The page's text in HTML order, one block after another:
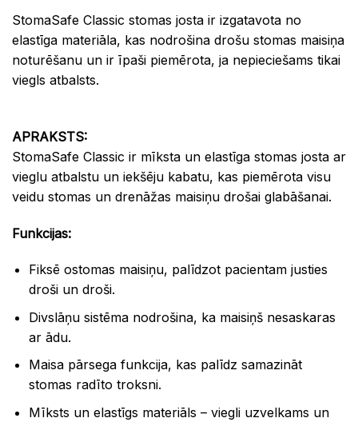
StomaSafe Classic stomas josta ir izgatavota no
elastīga materiāla, kas nodrošina drošu stomas maisiņa
noturēšanu un ir īpaši piemērota, ja nepieciešams tikai
viegls atbalsts.
APRAKSTS:
StomaSafe Classic ir mīksta un elastīga stomas josta ar
vieglu atbalstu un iekšēju kabatu, kas piemērota visu
veidu stomas un drenāžas maisiņu drošai glabāšanai.
Funkcijas:
Fiksē ostomas maisiņu, palīdzot pacientam justies
droši un droši.
Divslāņu sistēma nodrošina, ka maisiņš nesaskaras
ar ādu.
Maisa pārsega funkcija, kas palīdz samazināt
stomas radīto troksni.
Mīksts un elastīgs materiāls – viegli uzvelkams un